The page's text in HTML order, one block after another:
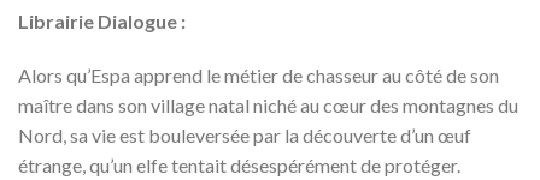
Librairie Dialogue :
Alors qu’Espa apprend le métier de chasseur au côté de son
maître dans son village natal niché au cœur des montagnes du
Nord, sa vie est bouleversée par la découverte d’un œuf
étrange, qu’un elfe tentait désespérément de protéger.